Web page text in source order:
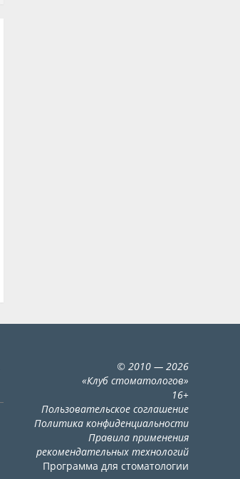
© 2010 — 2026
«Клуб стоматологов»
16+
Пользовательское соглашение
Политика конфиденциальности
Правила применения
рекомендательных технологий
Программа для стоматологии